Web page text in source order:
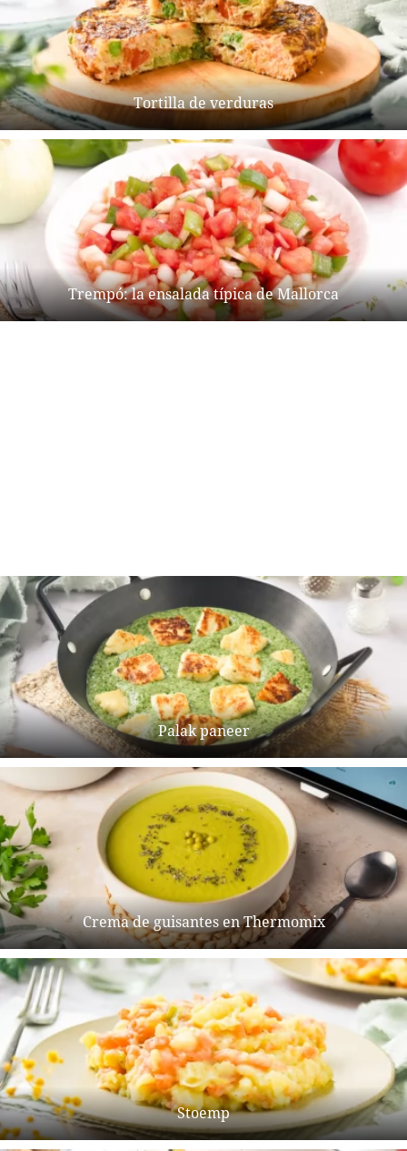
Tortilla de verduras
Trempó: la ensalada típica de Mallorca
Palak paneer
Crema de guisantes en Thermomix
Stoemp